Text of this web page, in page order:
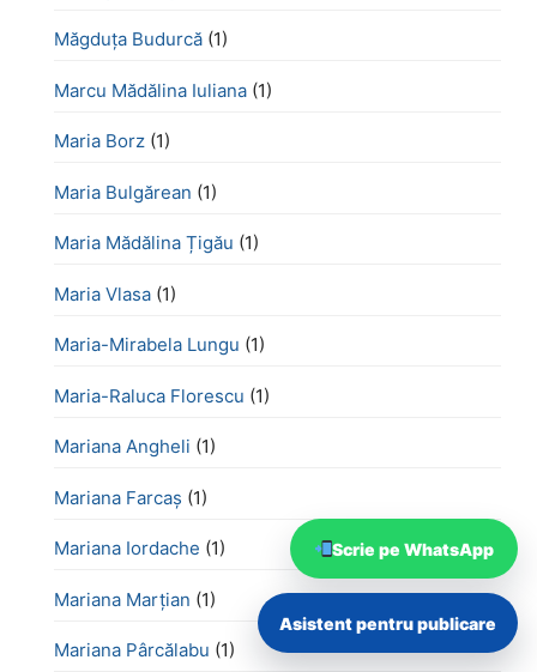
Măgduța Budurcă (1)
Marcu Mădălina Iuliana (1)
Maria Borz (1)
Maria Bulgărean (1)
Maria Mădălina Țigău (1)
Maria Vlasa (1)
Maria-Mirabela Lungu (1)
Maria-Raluca Florescu (1)
Mariana Angheli (1)
Mariana Farcaș (1)
Mariana Iordache (1)
Mariana Marțian (1)
Mariana Pârcălabu (1)
Scrie pe WhatsApp
Asistent pentru publicare